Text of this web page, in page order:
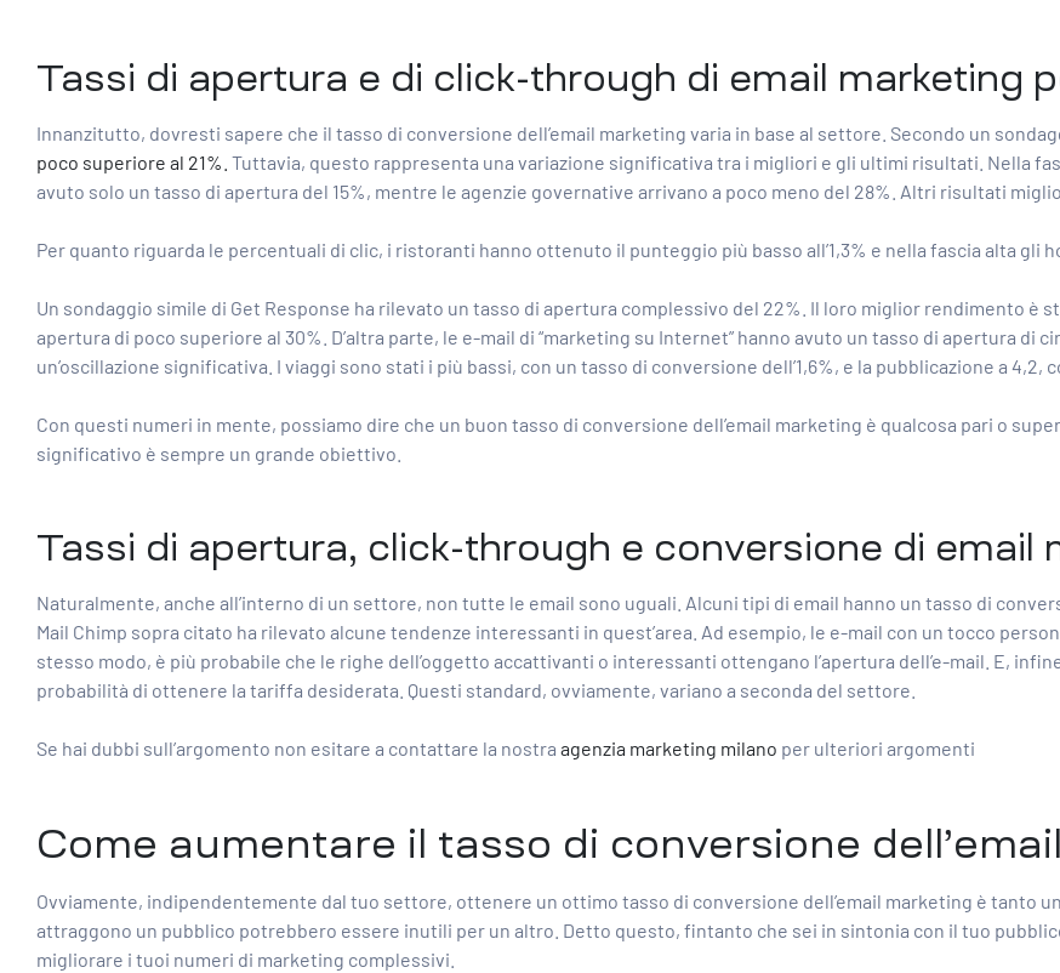
Tassi di apertura e di click-through di email marketing
Innanzitutto, dovresti sapere che il tasso di conversione dell’email marketing varia in base al settore. Secondo un
poco superiore al 21%. Tuttavia, questo rappresenta una variazione significativa tra i migliori e gli ultimi risultati. Nella
avuto solo un tasso di apertura del 15%, mentre le agenzie governative arrivano a poco meno del 28%. Altri risultati
Per quanto riguarda le percentuali di clic, i ristoranti hanno ottenuto il punteggio più basso all’1,3% e nella fascia alta gli
Un sondaggio simile di Get Response ha rilevato un tasso di apertura complessivo del 22%. Il loro miglior rendimento è
apertura di poco superiore al 30%. D’altra parte, le e-mail di “marketing su Internet” hanno avuto un tasso di apertura di
un’oscillazione significativa. I viaggi sono stati i più bassi, con un tasso di conversione dell’1,6%, e la pubblicazione a 4,2,
Con questi numeri in mente, possiamo dire che un buon tasso di conversione dell’email marketing è qualcosa pari o
significativo è sempre un grande obiettivo.
Tassi di apertura, click-through e conversione di email
Naturalmente, anche all’interno di un settore, non tutte le email sono uguali. Alcuni tipi di email hanno un tasso di
Mail Chimp sopra citato ha rilevato alcune tendenze interessanti in quest’area. Ad esempio, le e-mail con un tocco
stesso modo, è più probabile che le righe dell’oggetto accattivanti o interessanti ottengano l’apertura dell’e-mail. E,
probabilità di ottenere la tariffa desiderata. Questi standard, ovviamente, variano a seconda del settore.
Se hai dubbi sull’argomento non esitare a contattare la nostra agenzia marketing milano per ulteriori argomenti
Come aumentare il tasso di conversione
Ovviamente, indipendentemente dal tuo settore, ottenere un ottimo tasso di conversione dell’email marketing è tanto
attraggono un pubblico potrebbero essere inutili per un altro. Detto questo, fintanto che sei in sintonia con il tuo
migliorare i tuoi numeri di marketing complessivi.